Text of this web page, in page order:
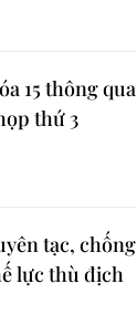
15 thông qua
thứ 3
tạc, chống
lực thù địch